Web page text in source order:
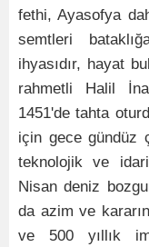
fethi, Ayasofya
semtleri
ihyasıdır, hayat
rahmetli Halil
1451'de tahta
için gece gündüz
teknolojik ve
Nisan deniz
da azim ve
ve 500 yıllık